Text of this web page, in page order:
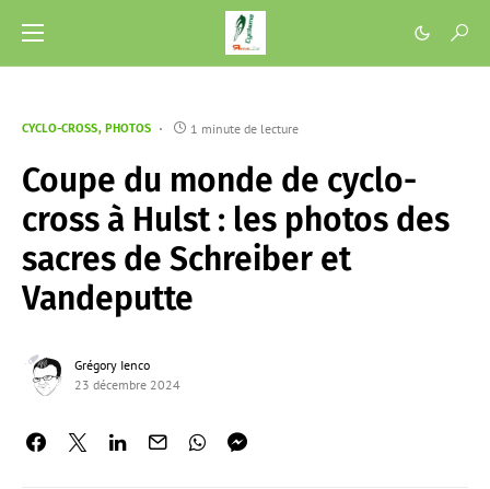
CYCLO-CROSS PHOTOS 1 minute de lecture
Coupe du monde de cyclo-
cross à Hulst : les photos des
sacres de Schreiber et
Vandeputte
Grégory Ienco
23 décembre 2024